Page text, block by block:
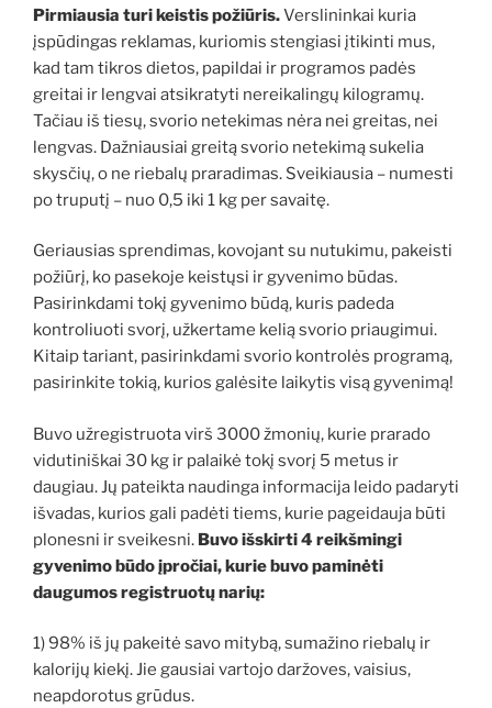
Pirmiausia turi keistis požiūris.Verslininkai kuria
įspūdingas reklamas, kuriomis stengiasi įtikinti mus,
kad tam tikros dietos, papildai ir programos padės
greitai ir lengvai atsikratyti nereikalingų kilogramų.
Tačiau iš tiesų, svorio netekimas nėra nei greitas, nei
lengvas. Dažniausiai greitą svorio netekimą sukelia
skysčių, o ne riebalų praradimas. Sveikiausia – numesti
po truputį – nuo 0,5 iki 1 kg per savaitę.
Geriausias sprendimas, kovojant su nutukimu, pakeisti
požiūrį, ko pasekoje keistųsi ir gyvenimo būdas.
Pasirinkdami tokį gyvenimo būdą, kuris padeda
kontroliuoti svorį, užkertame kelią svorio priaugimui.
Kitaip tariant, pasirinkdami svorio kontrolės programą,
pasirinkite tokią, kurios galėsite laikytis visą gyvenimą!
Buvo užregistruota virš 3000 žmonių, kurie prarado
vidutiniškai 30 kg ir palaikė tokį svorį 5 metus ir
daugiau. Jų pateikta naudinga informacija leido padaryti
išvadas, kurios gali padėti tiems, kurie pageidauja būti
plonesni ir sveikesni. Buvo išskirti 4 reikšmingi
gyvenimo būdo įpročiai, kurie buvo paminėti
daugumos registruotų narių:
1) 98% iš jų pakeitė savo mitybą, sumažino riebalų ir
kalorijų kiekį. Jie gausiai vartojo daržoves, vaisius,
neapdorotus grūdus.